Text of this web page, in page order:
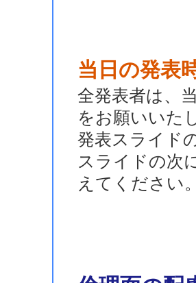
当日の発表
全発表者は、
をお願いいた
発表スライド
スライドの次
えてください